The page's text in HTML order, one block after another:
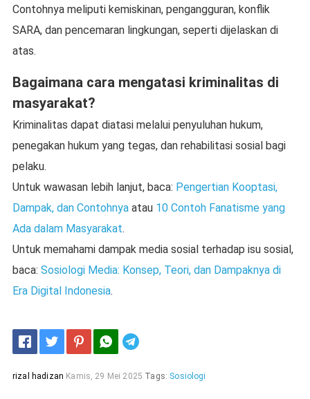
Contohnya meliputi kemiskinan, pengangguran, konflik
SARA, dan pencemaran lingkungan, seperti dijelaskan di
atas.
Bagaimana cara mengatasi kriminalitas di
masyarakat?
Kriminalitas dapat diatasi melalui penyuluhan hukum,
penegakan hukum yang tegas, dan rehabilitasi sosial bagi
pelaku.
Untuk wawasan lebih lanjut, baca: Pengertian Kooptasi,
Dampak, dan Contohnyaatau 10 Contoh Fanatisme yang
Ada dalam Masyarakat.
Untuk memahami dampak media sosial terhadap isu sosial,
baca: Sosiologi Media: Konsep, Teori, dan Dampaknya di
Era Digital Indonesia.
rizal hadizan Kamis, 29 Mei 2025 Tags: Sosiologi